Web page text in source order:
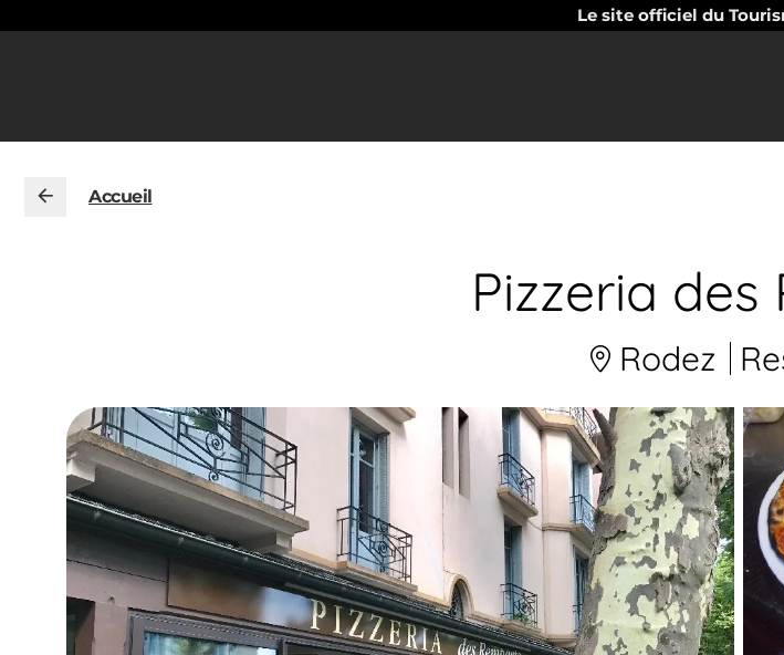
Le site officiel du
Accueil
Pizzeria
Rodez